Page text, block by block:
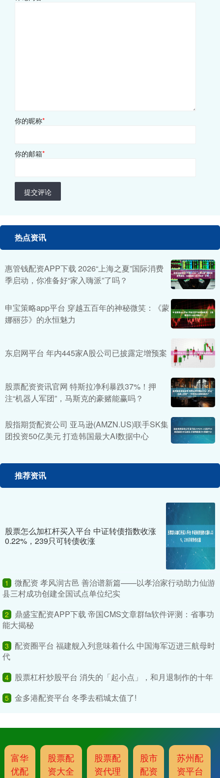
你的昵称*
你的邮箱*
提交评论
热点资讯
惠管钱配资APP下载 2026“上海之夏”国际消费
季启动，你准备好“家入嗨派”了吗？
申宝策略app平台 穿越五百年的神秘微笑：《蒙
娜丽莎》的永恒魅力
东启网平台 年内445家A股公司已披露定增预案
股票配资资讯官网 特斯拉净利暴跌37%！押
注“机器人军团”，马斯克的豪赌能赢吗？
股指期货配资公司 亚马逊(AMZN.US)联手SK集
团投资50亿美元 打造韩国最大AI数据中心
推荐资讯
股票怎么加杠杆买入平台 中证转债指数收涨
0.22%，239只可转债收涨
1
微配资 孝风润古邑 善治谱新篇——以孝治家行动助力仙游
县三村成功创建全国试点单位纪实
2
鼎盛宝配资APP下载 帝国CMS文章群fa软件评测：省事功
能大揭秘
3
配资圈平台 福建舰入列意味着什么 中国海军迈进三航母时
代
4 股票杠杆炒股平台 消失的「起小点」，和月退制作的十年
5 金多港配资平台 冬季去稻城太值了!
富华
优配
股票配
资大全
股票配
资代理
股市
配资
苏州配
资平台